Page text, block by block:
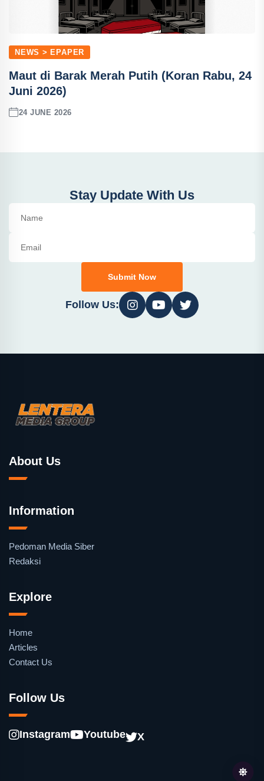
NEWS > EPAPER
Maut di Barak Merah Putih (Koran Rabu, 24
Juni 2026)
24 JUNE 2026
Stay Update With Us
Submit Now
Follow Us:
About Us
Information
Pedoman Media Siber
Redaksi
Explore
Home
Articles
Contact Us
Follow Us
Instagram Youtube X